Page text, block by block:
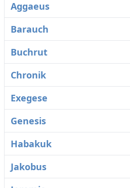
Aggaeus
Barauch
Buchrut
Chronik
Exegese
Genesis
Habakuk
Jakobus